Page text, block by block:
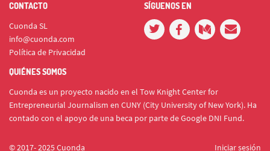
CONTACTO
Cuonda SL
info@cuonda.com
Política de Privacidad
SÍGUENOS EN
QUIÉNES SOMOS
Cuonda es un proyecto nacido en el Tow Knight Center for
Entrepreneurial Journalism en CUNY (City University of New York). Ha
contado con el apoyo de una beca por parte de Google DNI Fund.
© 2017- 2025 Cuonda Iniciar sesión